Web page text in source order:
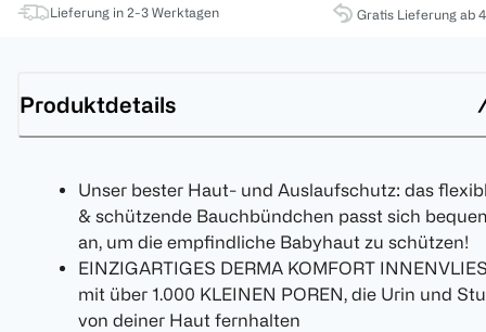
Lieferung in 2-3 Werktagen Gratis Lieferung ab
Produktdetails
Unser bester Haut- und Auslaufschutz: das
& schützende Bauchbündchen passt sich
an, um die empfindliche Babyhaut zu schützen!
EINZIGARTIGES DERMA KOMFORT
mit über 1.000 KLEINEN POREN, die Urin und
von deiner Haut fernhalten